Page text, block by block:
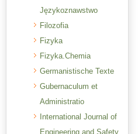
Językoznawstwo
Filozofia
Fizyka
Fizyka.Chemia
Germanistische Texte
Gubernaculum et
Administratio
International Journal of
Engineering and Safety